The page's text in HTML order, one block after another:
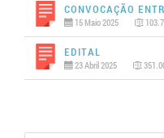
Convocação
15 Maio 2025
Edital
23 Abril 2025